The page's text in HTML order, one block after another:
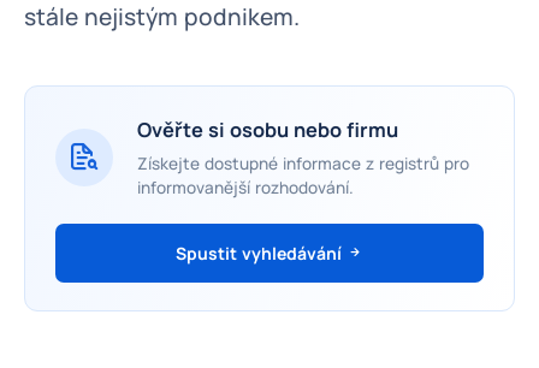
stále nejistým podnikem.
Ověřte si osobu nebo firmu
Získejte dostupné informace z registrů pro
informovanější rozhodování.
Spustit vyhledávání